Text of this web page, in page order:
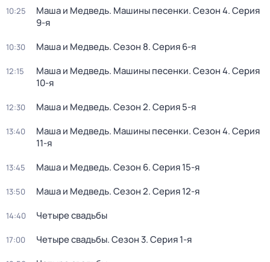
10:25 Маша и Медведь. Машины песенки. Сезон 4. Серия
9-я
10:30 Маша и Медведь. Сезон 8. Серия 6-я
12:15 Маша и Медведь. Машины песенки. Сезон 4. Серия
10-я
12:30 Маша и Медведь. Сезон 2. Серия 5-я
13:40 Маша и Медведь. Машины песенки. Сезон 4. Серия
11-я
13:45 Маша и Медведь. Сезон 6. Серия 15-я
13:50 Маша и Медведь. Сезон 2. Серия 12-я
14:40 Четыре свадьбы
17:00 Четыре свадьбы. Сезон 3. Серия 1-я